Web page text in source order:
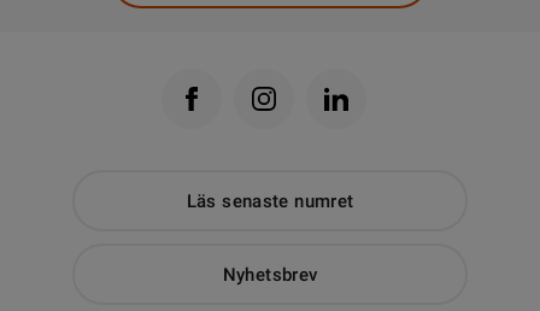
Läs senaste numret
Nyhetsbrev